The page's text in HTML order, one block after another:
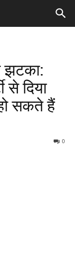
झटका:
से दिया
सकते हैं
0